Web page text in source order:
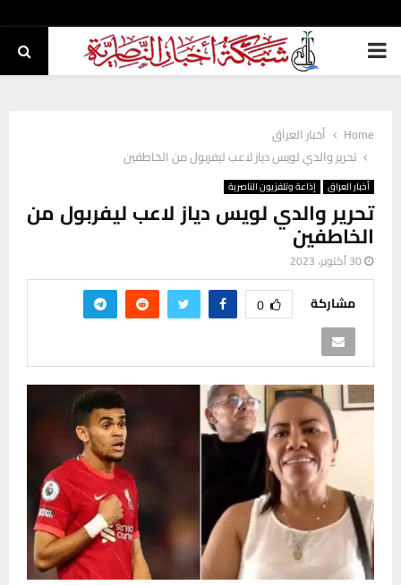
PRIMARY
Home
أخبار العراق
تحرير والدي لويس دياز لاعب ليفربول من الخاطفين
أخبار العراق إذاعة وتلفزيون الناصرية
تحرير والدي لويس دياز لاعب ليفربول من
الخاطفين
30 أكتوبر، 2023
مشاركة 0